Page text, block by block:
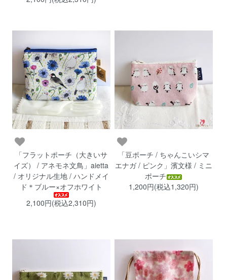
「フラットポーチ（大きいサ
イズ） / アネモネ文鳥」aietta
/ オリジナル生地 / ハンドメイ
ド＊ブルー×オフホワイト
2,100円(税込2,310円)
「豆ポーチ / ちゃんこいシマ
エナガ / ピンク」濱文様 / ミニ
ポーチ
1,200円(税込1,320円)